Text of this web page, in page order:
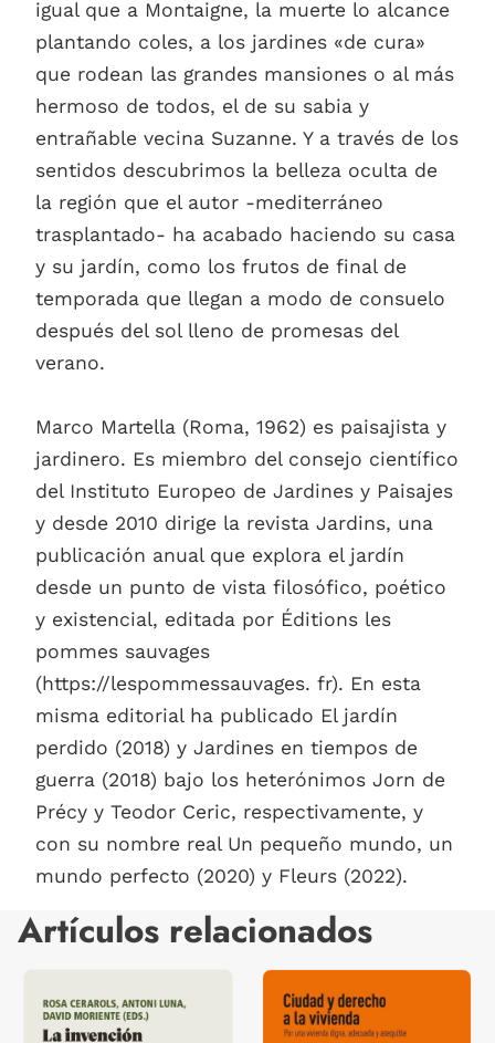
igual que a Montaigne, la muerte lo alcance
plantando coles, a los jardines «de cura»
que rodean las grandes mansiones o al más
hermoso de todos, el de su sabia y
entrañable vecina Suzanne. Y a través de los
sentidos descubrimos la belleza oculta de
la región que el autor -mediterráneo
trasplantado- ha acabado haciendo su casa
y su jardín, como los frutos de final de
temporada que llegan a modo de consuelo
después del sol lleno de promesas del
verano.
Marco Martella (Roma, 1962) es paisajista y
jardinero. Es miembro del consejo científico
del Instituto Europeo de Jardines y Paisajes
y desde 2010 dirige la revista Jardins, una
publicación anual que explora el jardín
desde un punto de vista filosófico, poético
y existencial, editada por Éditions les
pommes sauvages
(https://lespommessauvages. fr). En esta
misma editorial ha publicado El jardín
perdido (2018) y Jardines en tiempos de
guerra (2018) bajo los heterónimos Jorn de
Précy y Teodor Ceric, respectivamente, y
con su nombre real Un pequeño mundo, un
mundo perfecto (2020) y Fleurs (2022).
Artículos relacionados